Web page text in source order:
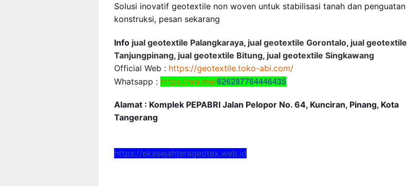
Solusi inovatif geotextile non woven untuk stabilisasi tanah dan penguatan
konstruksi, pesan sekarang
Info jual geotextile Palangkaraya, jual geotextile Gorontalo, jual geotextile
Tanjungpinang, jual geotextile Bitung, jual geotextile Singkawang
Official Web : https://geotextile.toko-abi.com/
Whatsapp : https://wa.me/626287764446435
Alamat : Komplek PEPABRI Jalan Pelopor No. 64, Kunciran, Pinang, Kota
Tangerang
https://ekasejahterageotex.web.id